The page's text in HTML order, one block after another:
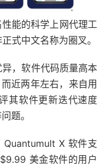
能的科学上网代理工
式中文名称为圈叉。
，软件代码质量高本
近两年左右，来自用
其软件更新迭代速度
题。
Quantumult X 软件支
美金软件的用户